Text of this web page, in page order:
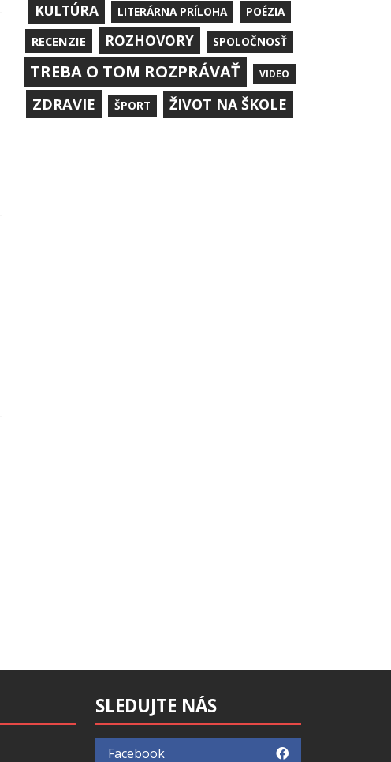
KULTÚRA LITERÁRNA PRÍLOHA POÉZIA
RECENZIE ROZHOVORY SPOLOČNOSŤ
TREBA O TOM ROZPRÁVAŤ VIDEO
ZDRAVIE ŠPORT ŽIVOT NA ŠKOLE
SLEDUJTE NÁS
Facebook